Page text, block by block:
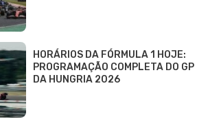
HORÁRIOS DA FÓRMULA 1 HOJE:
PROGRAMAÇÃO COMPLETA DO GP
DA HUNGRIA 2026